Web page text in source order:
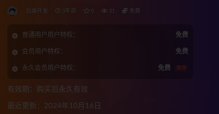
后端开发 3年前 0 21 免费
普通用户用户特权： 免费
会员用户特权： 免费
永久会员用户特权： 免费 推荐
有效期：购买后永久有效
最近更新：2024年10月16日